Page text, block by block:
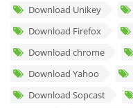
Download Unikey
Download Firefox
Download chrome
Download Yahoo
Download Sopcast